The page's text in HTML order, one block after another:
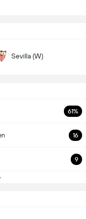
Sevilla (W)
61%
16
9